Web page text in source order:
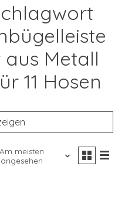
Metall
11 Hosen
Am meisten
angesehen